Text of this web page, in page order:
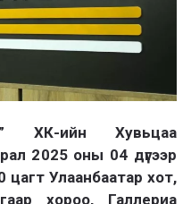
ХК-ийн Хувьцаа
2025 оны 04 дүгээр
Улаанбаатар хот,
хороо, Галлериа